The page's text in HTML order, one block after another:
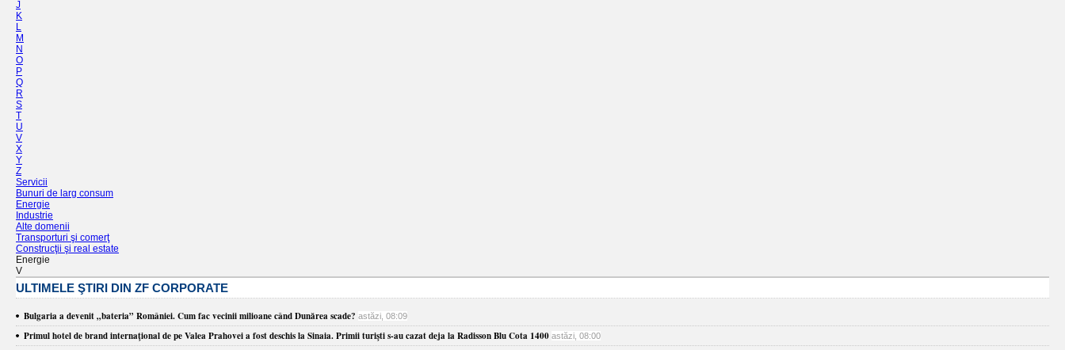
J
K
L
M
N
O
P
Q
R
S
T
U
V
X
Y
Z
Servicii
Bunuri de larg consum
Energie
Industrie
Alte domenii
Transporturi şi comerţ
Construcţii şi real estate
Energie
V
ULTIMELE ŞTIRI DIN ZF CORPORATE
Bulgaria a devenit „bateria” României. Cum fac vecinii milioane când Dunărea scade? astăzi, 08:09
​Primul hotel de brand internaţional de pe Valea Prahovei a fost deschis la Sinaia. Primii turişti s-au cazat deja la Radisson Blu Cota 1400 astăzi, 08:00